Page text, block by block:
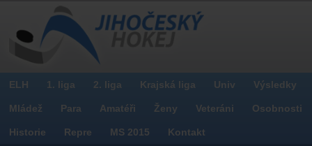
ELH 1. liga 2. liga Krajská liga Univ Výsledky
Mládež Para Amatéři Ženy Veteráni Osobnosti
Historie Repre MS 2015 Kontakt